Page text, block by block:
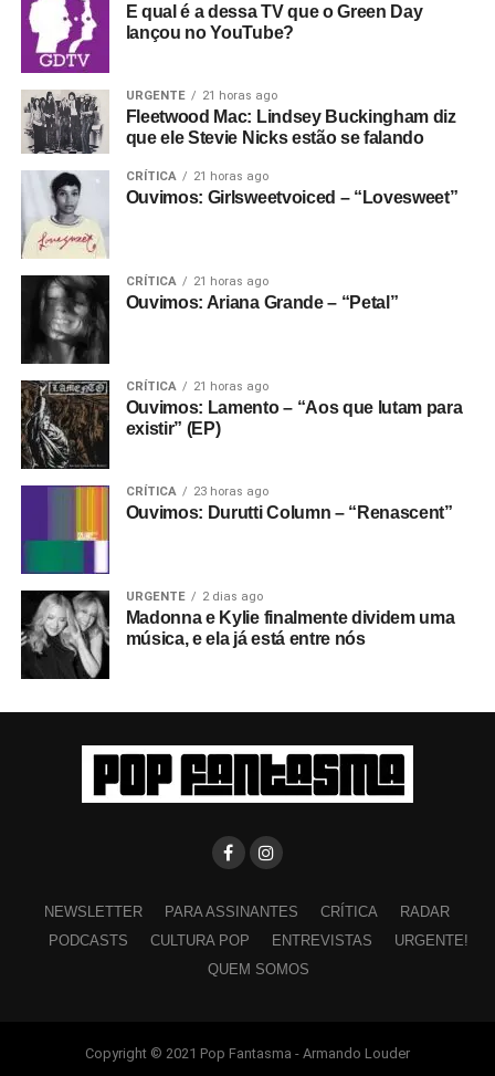
E qual é a dessa TV que o Green Day
lançou no YouTube?
URGENTE 21 horas ago
Fleetwood Mac: Lindsey Buckingham diz
que ele Stevie Nicks estão se falando
CRÍTICA 21 horas ago
Ouvimos: Girlsweetvoiced – “Lovesweet”
CRÍTICA 21 horas ago
Ouvimos: Ariana Grande – “Petal”
CRÍTICA 21 horas ago
Ouvimos: Lamento – “Aos que lutam para
existir” (EP)
CRÍTICA 23 horas ago
Ouvimos: Durutti Column – “Renascent”
URGENTE 2 dias ago
Madonna e Kylie finalmente dividem uma
música, e ela já está entre nós
NEWSLETTER PARA ASSINANTES CRÍTICA
RADAR
PODCASTS
CULTURA POP ENTREVISTAS
URGENTE!
QUEM SOMOS
Copyright © 2021 Pop Fantasma - Armando Louder